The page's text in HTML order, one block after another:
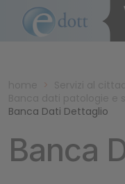
>
Banca Dati Dettaglio
Banca